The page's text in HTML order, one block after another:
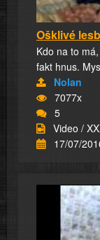
Ošklivé
Kdo na to
fakt hnus.
Nolan
7077x
5
Video /
17/07/